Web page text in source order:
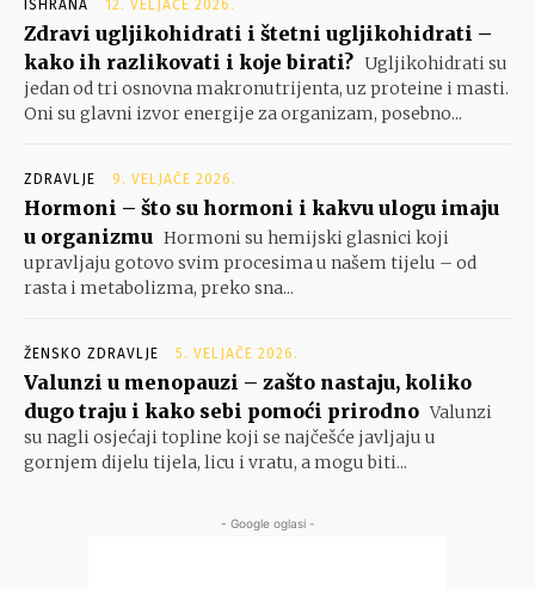
ISHRANA 12. VELJAČE 2026.
Zdravi ugljikohidrati i štetni ugljikohidrati –
kako ih razlikovati i koje birati? Ugljikohidrati su
jedan od tri osnovna makronutrijenta, uz proteine i masti.
Oni su glavni izvor energije za organizam, posebno...
ZDRAVLJE 9. VELJAČE 2026.
Hormoni – što su hormoni i kakvu ulogu imaju
u organizmu Hormoni su hemijski glasnici koji
upravljaju gotovo svim procesima u našem tijelu – od
rasta i metabolizma, preko sna...
ŽENSKO ZDRAVLJE 5. VELJAČE 2026.
Valunzi u menopauzi – zašto nastaju, koliko
dugo traju i kako sebi pomoći prirodno Valunzi
su nagli osjećaji topline koji se najčešće javljaju u
gornjem dijelu tijela, licu i vratu, a mogu biti...
- Google oglasi -